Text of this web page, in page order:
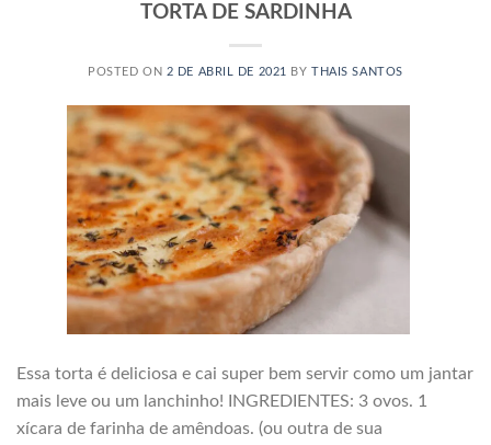
TORTA DE SARDINHA
POSTED ON 2 DE ABRIL DE 2021 BYTHAIS SANTOS
Essa torta é deliciosa e cai super bem servir como um jantar
mais leve ou um lanchinho! INGREDIENTES: 3 ovos. 1
xícara de farinha de amêndoas. (ou outra de sua